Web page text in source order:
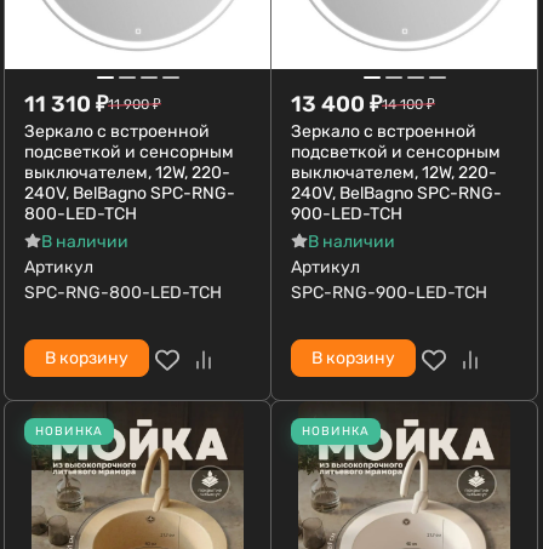
11 310 ₽11 900 ₽
Зеркало с встроенной
подсветкой и сенсорным
выключателем, 12W, 220-
240V, BelBagno SPC-RNG-
800-LED-TCH
В наличии
Артикул
SPC-RNG-800-LED-TCH
В корзину
13 400 ₽14 100 ₽
Зеркало с встроенной
подсветкой и сенсорным
выключателем, 12W, 220-
240V, BelBagno SPC-RNG-
900-LED-TCH
В наличии
Артикул
SPC-RNG-900-LED-TCH
В корзину
НОВИНКА НОВИНКА